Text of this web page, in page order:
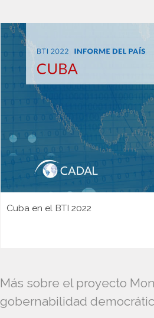
Cuba en el BTI 2022
Más sobre el proyecto
gobernabilidad